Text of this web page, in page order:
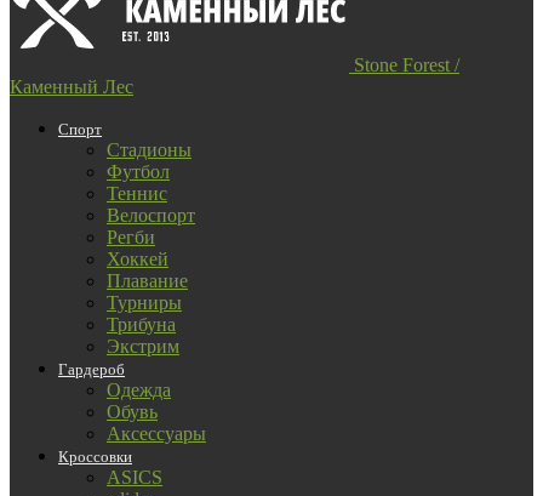
Stone Forest /
Каменный Лес
Спорт
Стадионы
Футбол
Теннис
Велоспорт
Регби
Хоккей
Плавание
Турниры
Трибуна
Экстрим
Гардероб
Одежда
Обувь
Аксессуары
Кроссовки
ASICS